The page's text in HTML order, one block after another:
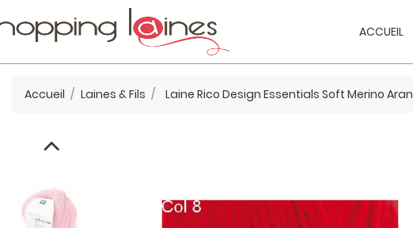
ACCUEIL
Accueil Laines & Fils Laine Rico Design Essentials Soft Merino Aran